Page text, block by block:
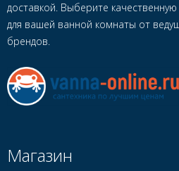
доставкой. Выберите качественную
для вашей ванной комнаты от
брендов.
Магазин